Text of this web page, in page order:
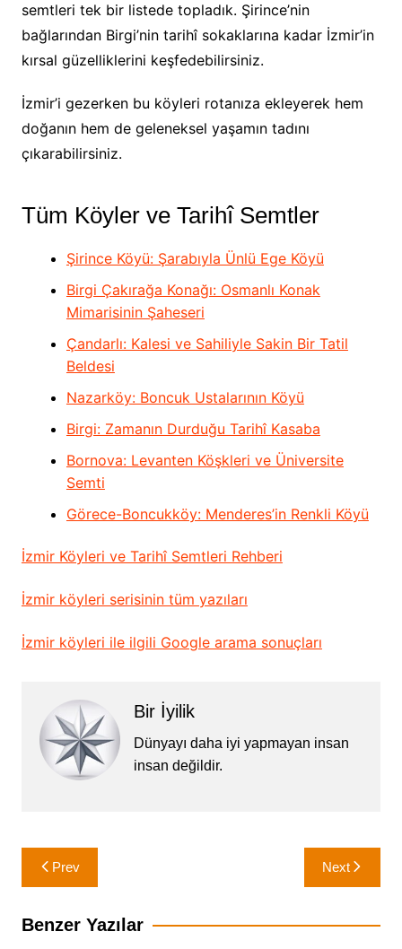
semtleri tek bir listede topladık. Şirince’nin
bağlarından Birgi’nin tarihî sokaklarına kadar İzmir’in
kırsal güzelliklerini keşfedebilirsiniz.
İzmir’i gezerken bu köyleri rotanıza ekleyerek hem
doğanın hem de geleneksel yaşamın tadını
çıkarabilirsiniz.
Tüm Köyler ve Tarihî Semtler
Şirince Köyü: Şarabıyla Ünlü Ege Köyü
Birgi Çakırağa Konağı: Osmanlı Konak
Mimarisinin Şaheseri
Çandarlı: Kalesi ve Sahiliyle Sakin Bir Tatil
Beldesi
Nazarköy: Boncuk Ustalarının Köyü
Birgi: Zamanın Durduğu Tarihî Kasaba
Bornova: Levanten Köşkleri ve Üniversite
Semti
Görece-Boncukköy: Menderes’in Renkli Köyü
İzmir Köyleri ve Tarihî Semtleri Rehberi
İzmir köyleri serisinin tüm yazıları
İzmir köyleri ile ilgili Google arama sonuçları
Bir İyilik
Dünyayı daha iyi yapmayan insan
insan değildir.
Yazı
gezinmesi
Prev Next
Benzer Yazılar